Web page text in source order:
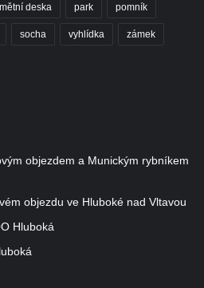
na kostele
na
na
v Janově
na domě
deska park pomník
socha vyhlídka zámek
objezdem a Munickým rybníkem
objezdu ve Hluboké nad Vltavou
Hluboká